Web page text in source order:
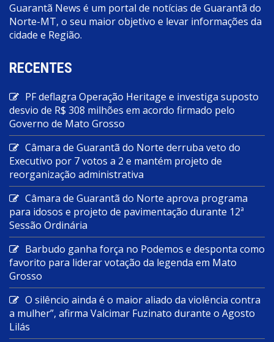
Guarantã News é um portal de notícias de Guarantã do
Norte-MT, o seu maior objetivo e levar informações da
cidade e Região.
RECENTES
PF deflagra Operação Heritage e investiga suposto
desvio de R$ 308 milhões em acordo firmado pelo
Governo de Mato Grosso
Câmara de Guarantã do Norte derruba veto do
Executivo por 7 votos a 2 e mantém projeto de
reorganização administrativa
Câmara de Guarantã do Norte aprova programa
para idosos e projeto de pavimentação durante 12ª
Sessão Ordinária
Barbudo ganha força no Podemos e desponta como
favorito para liderar votação da legenda em Mato
Grosso
O silêncio ainda é o maior aliado da violência contra
a mulher”, afirma Valcimar Fuzinato durante o Agosto
Lilás